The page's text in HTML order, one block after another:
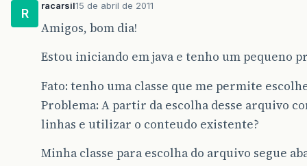
R
racarsil15 de abril de 2011
Amigos, bom dia!
Estou iniciando em java e tenho um pequeno
Fato: tenho uma classe que me permite
Problema: A partir da escolha desse arquivo
linhas e utilizar o conteudo existente?
Minha classe para escolha do arquivo segue